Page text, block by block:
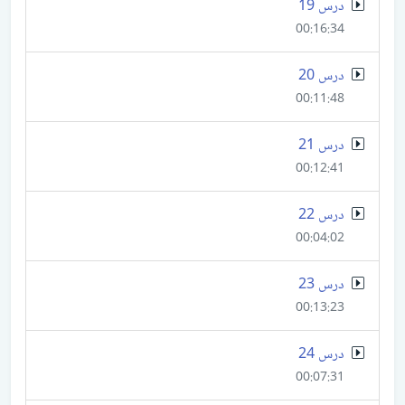
درس 19
00:16:34
درس 20
00:11:48
درس 21
00:12:41
درس 22
00:04:02
درس 23
00:13:23
درس 24
00:07:31